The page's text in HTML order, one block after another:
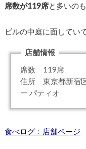
席数が119席と多いの
ビルの中庭に面してい
店舗情報
席数 119席
住所 東京都新宿
ー パティオ
食べログ：店舗ページ